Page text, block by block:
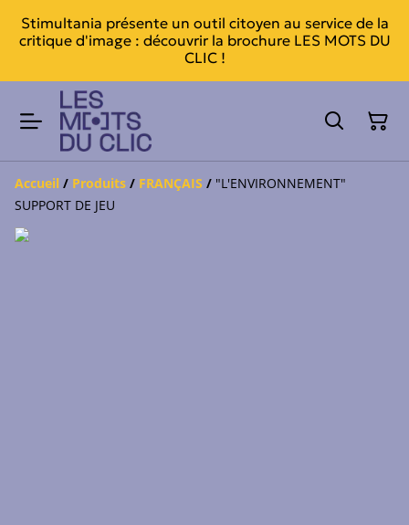
Stimultania présente un outil citoyen au service de la
critique d'image : découvrir la brochure LES MOTS DU
CLIC !
Accueil / Produits / FRANÇAIS / "L'ENVIRONNEMENT"
SUPPORT DE JEU